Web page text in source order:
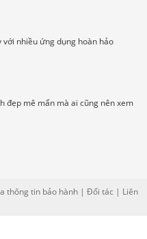
với nhiều ứng dụng hoàn hảo
đẹp mê mẩn mà ai cũng nên xem
thông tin bảo hành| Đối tác | Liên